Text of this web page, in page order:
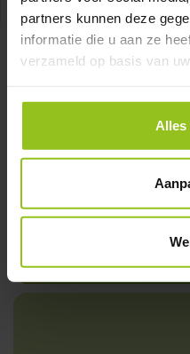
partners kunnen deze
informatie die u aan ze
verzameld op basis van
Alles